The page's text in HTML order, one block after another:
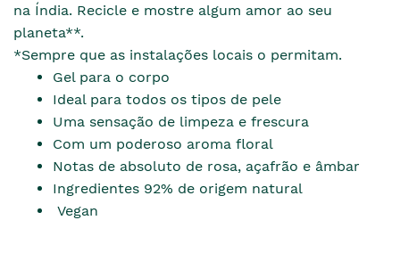
na Índia. Recicle e mostre algum amor ao seu
planeta**.
*Sempre que as instalações locais o permitam.
Gel para o corpo
Ideal para todos os tipos de pele
Uma sensação de limpeza e frescura
Com um poderoso aroma floral
Notas de absoluto de rosa, açafrão e âmbar
Ingredientes 92% de origem natural
Vegan